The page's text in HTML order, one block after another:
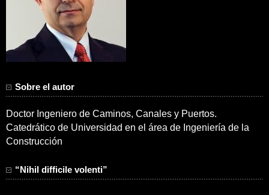
Sobre el autor
Doctor Ingeniero de Caminos, Canales y Puertos.
Catedrático de Universidad en el área de Ingeniería de la
Construcción
“Nihil difficile volenti”